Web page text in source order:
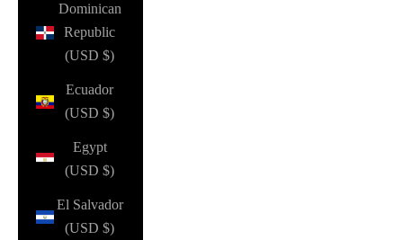
Dominican
Republic
(USD $)
Ecuador
(USD $)
Egypt
(USD $)
El Salvador
(USD $)